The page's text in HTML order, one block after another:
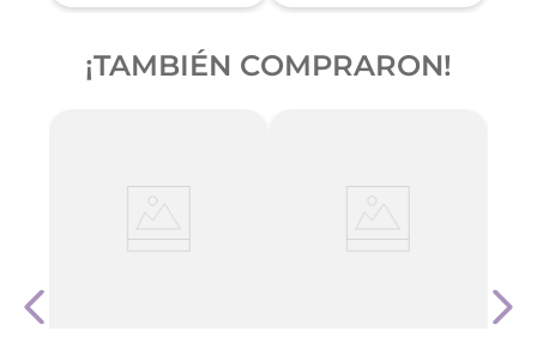
¡TAMBIÉN COMPRARON!